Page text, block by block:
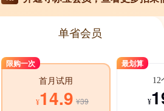
单省会员
限购一次
首月试用
¥14.9 ¥39
最划算
12
¥